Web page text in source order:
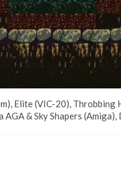
Elite (VIC-20), Throbbing
& Sky Shapers (Amiga),